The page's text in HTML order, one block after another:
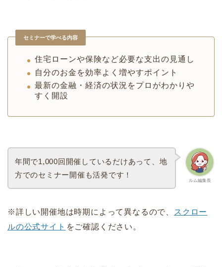
セミナーで学べる内容
住宅ローンや保険など必要な支出の見通し
自分のお金を効率よく増やすポイント
最新の金融・経済の状況をプロがわかりや
すく開設
ルム編集長
年間で1,000回開催しているだけあって、地
方でのセミナー開催も活発です！
※詳しい開催地は時期によって異なるので、
スクロー
ルの公式サイト をご確認ください。